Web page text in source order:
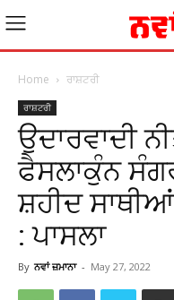
Home ਰਾਸ਼ਟਰੀ
ਰਾਸ਼ਟਰੀ
ਉਦਾਰਵਾਦੀ
ਫੈਸਲਾਕੁੰਨ
ਸ਼ਹੀਦ
: ਪਾਸਲਾ
By ਨਵਾਂ ਜ਼ਮਾਨਾ - May 27, 2022